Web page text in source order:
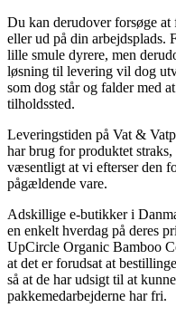
Du kan derudover forsøge
eller ud på din arbejdsplads.
lille smule dyrere, men
løsning til levering vil dog
som dog står og falder med
tilholdssted.
Leveringstiden på Vat &
har brug for produktet
væsentligt at vi efterser den
pågældende vare.
Adskillige e-butikker i
en enkelt hverdag på deres
UpCircle Organic Bamboo
at det er forudsat at
så at de har udsigt til at
pakkemedarbejderne har fri.